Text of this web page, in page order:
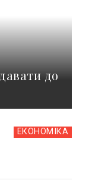
до
ЕКОНОМІКА